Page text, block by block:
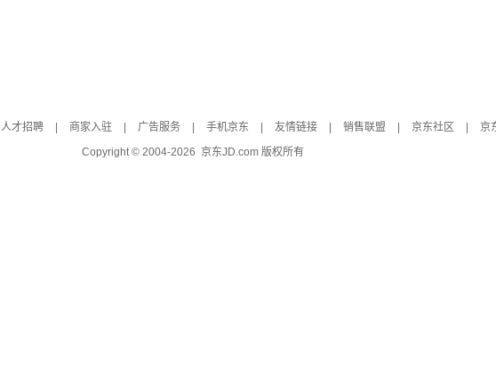
人才招聘 商家入驻 广告服务 手机京东 友情链接 销售联盟 京东社区
京
Copyright © 2004-2026 京东JD.com 版权所有